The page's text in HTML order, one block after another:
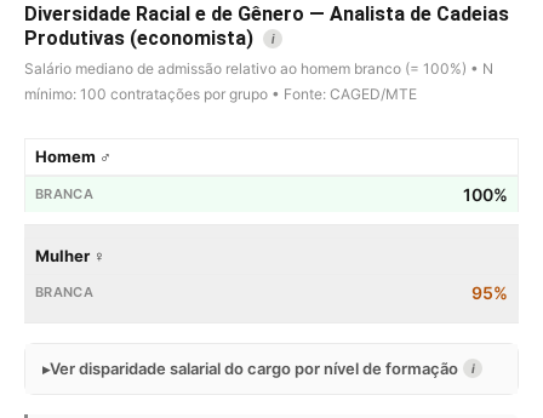
Diversidade Racial e de Gênero — Analista de Cadeias
Produtivas (economista)
i
Salário mediano de admissão relativo ao homem branco (= 100%) • N
mínimo: 100 contratações por grupo • Fonte: CAGED/MTE
Homem ♂
100%
Mulher ♀
95%
Ver disparidade salarial do cargo por nível de formação i